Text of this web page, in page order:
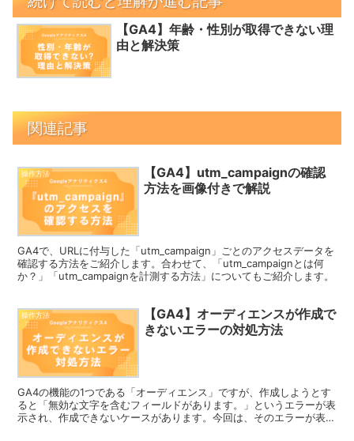
【GA4】年齢・性別が取得できない理
由と解決策
関連記事
操作方法
【GA4】utm_campaignの確認
方法を画像付きで解説
GA4で、URLに付与した「utm_campaign」ごとのアクセスデータを
確認する方法をご紹介します。合わせて、「utm_campaignとは何
か？」「utm_campaignを計測する方法」についてもご紹介します。
操作方法
【GA4】オーディエンスが作成で
きないエラーの対処方法
GA4の機能の1つである「オーディエンス」ですが、作成しようとす
ると「無効な文字を含むフィールドがあります。」というエラーが表
示され、作成できないケースがあります。今回は、そのエラーが表示